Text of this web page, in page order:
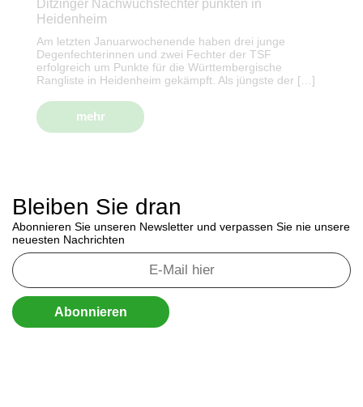
Ditzinger Nachwuchsfechter punkten in
Heidenheim
Am letzten Januarwochenende haben drei junge
Degenfechterinnen und zwei Fechter der TSF
erfolgreich um Punkte für die Württembergische
Rangliste in Heidenheim gekämpft. Als jüngste der […]
mehr
Bleiben Sie dran
Abonnieren Sie unseren Newsletter und verpassen Sie nie unsere
neuesten Nachrichten
Abonnieren